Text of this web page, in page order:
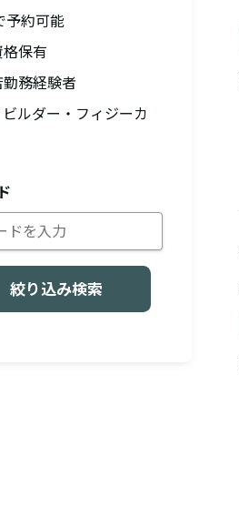
予約可能
保有
勤務経験者
ルダー・フィジーカ
絞り込み検索